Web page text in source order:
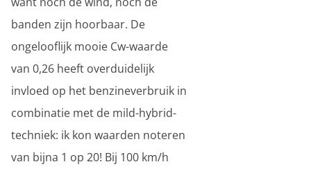
banden zijn hoorbaar. De
ongelooflijk mooie Cw-waarde
van 0,26 heeft overduidelijk
invloed op het benzineverbruik in
combinatie met de mild-hybrid-
techniek: ik kon waarden noteren
van bijna 1 op 20! Bij 100 km/h